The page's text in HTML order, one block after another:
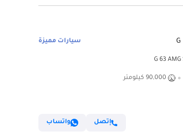
سيارات مميزة
90,000 كيلومتر
إتصل واتساب